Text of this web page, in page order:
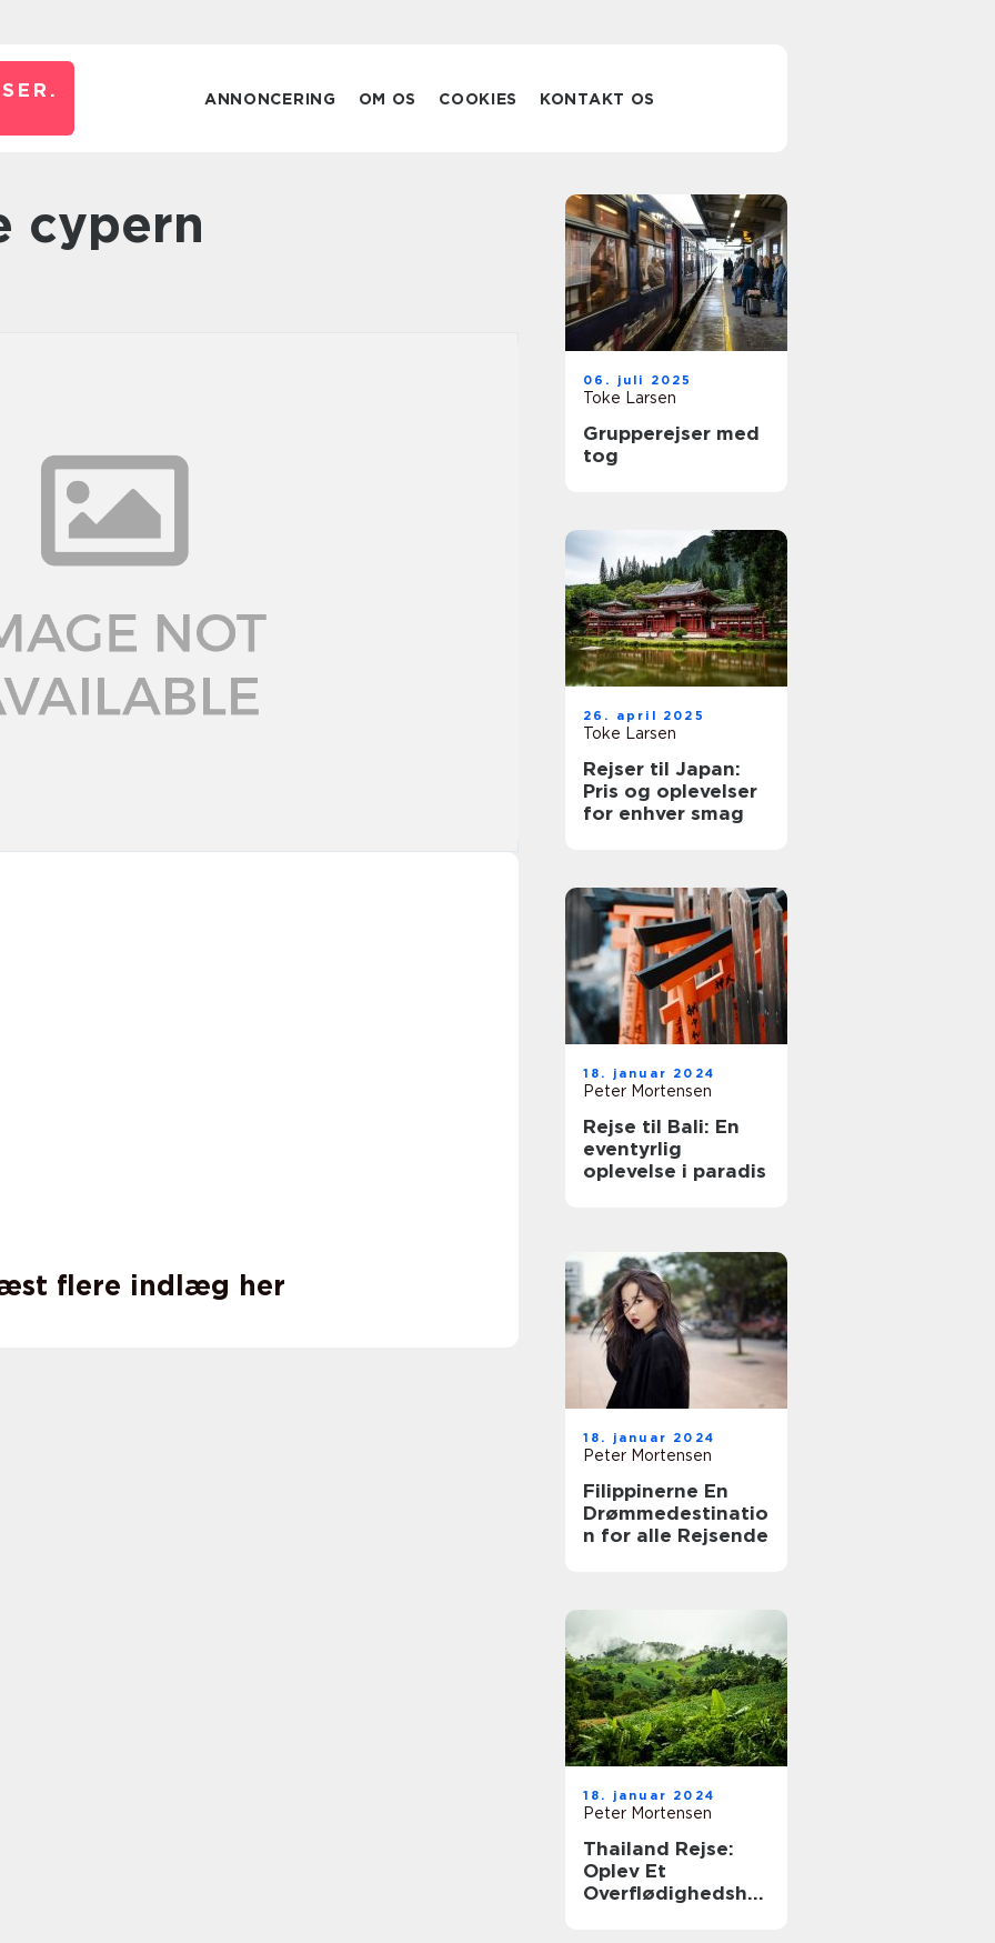
ANNONCERING OM OS COOKIES KONTAKT OS
cypern
flere indlæg her
06. juli 2025
Toke Larsen
Grupperejser med
tog
26. april 2025
Toke Larsen
Rejser til Japan:
Pris og oplevelser
for enhver smag
18. januar 2024
Peter Mortensen
Rejse til Bali: En
eventyrlig
oplevelse i paradis
18. januar 2024
Peter Mortensen
Filippinerne En
Drømmedestinatio
n for alle Rejsende
18. januar 2024
Peter Mortensen
Thailand Rejse:
Oplev Et
Overflødighedshor